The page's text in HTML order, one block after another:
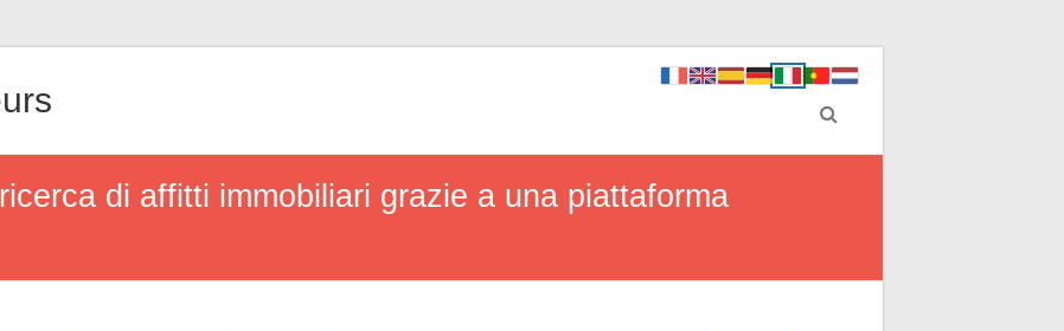
di affitti immobiliari grazie a una piattaforma